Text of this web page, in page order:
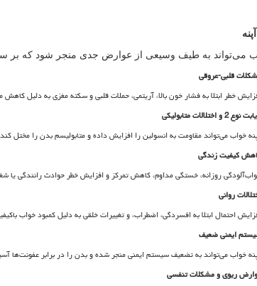
می‌تواند به طیف وسیعی از عوارض جدی منجر شود که بر
قلبی-عروقی
خطر ابتلا به فشار خون بالا، آریتمی، حملات قلبی و سکته مغزی به دلیل
2 و اختلالات متابولیکی
خواب می‌تواند مقاومت به انسولین را افزایش داده و متابولیسم بدن را مختل
کیفیت زندگی
روزانه، خستگی مداوم، کاهش تمرکز و افزایش خطر حوادث رانندگی یا
روانی
احتمال ابتلا به افسردگی، اضطراب، و تغییرات خلقی به دلیل کمبود خواب
ایمنی ضعیف
خواب می‌تواند به تضعیف سیستم ایمنی منجر شده و بدن را در برابر عفونت‌ها
ریوی و مشکلات تنفسی